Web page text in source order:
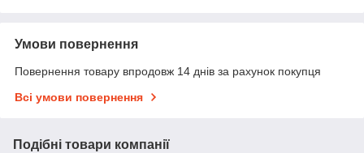
Умови повернення
Повернення товару впродовж 14 днів за рахунок покупця
Всі умови повернення
Подібні товари компанії